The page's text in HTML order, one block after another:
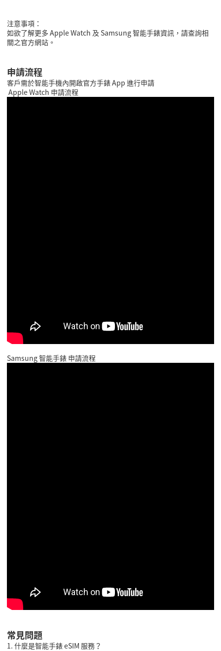
注意事項：
如欲了解更多 Apple Watch 及 Samsung 智能手錶資訊，請查詢相
關之官方網站。
申請流程
客戶需於智能手機內開啟官方手錶App 進行申請
Apple Watch 申請流程
Samsung 智能手錶 申請流程
常見問題
1. 什麼是智能手錶 eSIM 服務？